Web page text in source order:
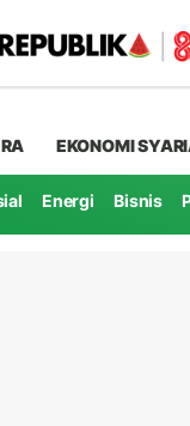
EKONOMI
Energi Bisnis